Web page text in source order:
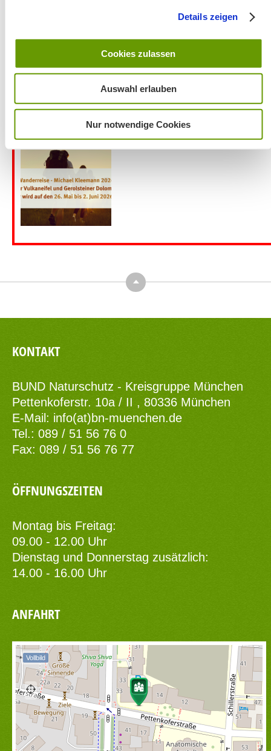
Details zeigen
Cookies zulassen
Auswahl erlauben
Nur notwendige Cookies
Aktuelles zu den Wanderreisen von Michael Kleemann
Top
KONTAKT
BUND Naturschutz - Kreisgruppe München
Pettenkoferstr. 10a / II , 80336 München
E-Mail: info(at)bn-muenchen.de
Tel.: 089 / 51 56 76 0
Fax: 089 / 51 56 76 77
ÖFFNUNGSZEITEN
Montag bis Freitag:
09.00 - 12.00 Uhr
Dienstag und Donnerstag zusätzlich:
14.00 - 16.00 Uhr
ANFAHRT
Vollbild